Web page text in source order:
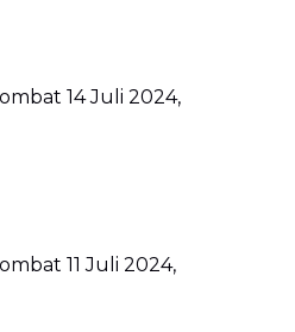
14 Juli 2024,
11 Juli 2024,